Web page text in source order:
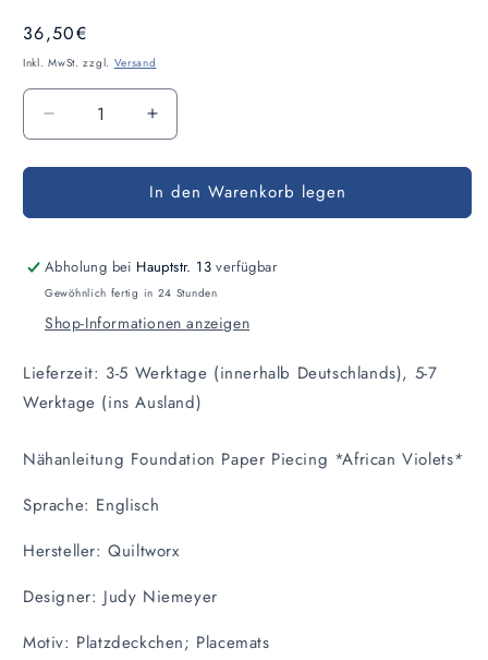
Normaler
Preis
36,50€
Inkl. MwSt. zzgl. Versand
Anzahl
Verringere
die
Menge
Nähanleitung
Violets
Erhöhe
die
Menge
für
Nähanleitung
Violets
In den Warenkorb legen
Abholung bei Hauptstr. 13 verfügbar
Gewöhnlich fertig in 24 Stunden
Shop-Informationen anzeigen
Lieferzeit: 3-5 Werktage (innerhalb Deutschlands), 5-7
Werktage (ins Ausland)
Nähanleitung Foundation Paper Piecing *African Violets*
Sprache: Englisch
Hersteller: Quiltworx
Designer: Judy Niemeyer
Motiv: Platzdeckchen; Placemats